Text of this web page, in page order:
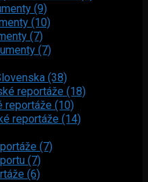
(9)
(10)
(7)
(7)
(38)
reportáže (18)
reportáže (10)
reportáže (14)
(7)
(7)
(6)